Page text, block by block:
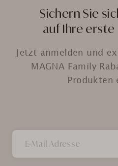
Sichern Sie
auf Ihre
Jetzt anmelden und
MAGNA Family
Produkten